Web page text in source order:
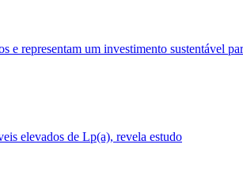
representam um investimento sustentável
elevados de Lp(a), revela estudo